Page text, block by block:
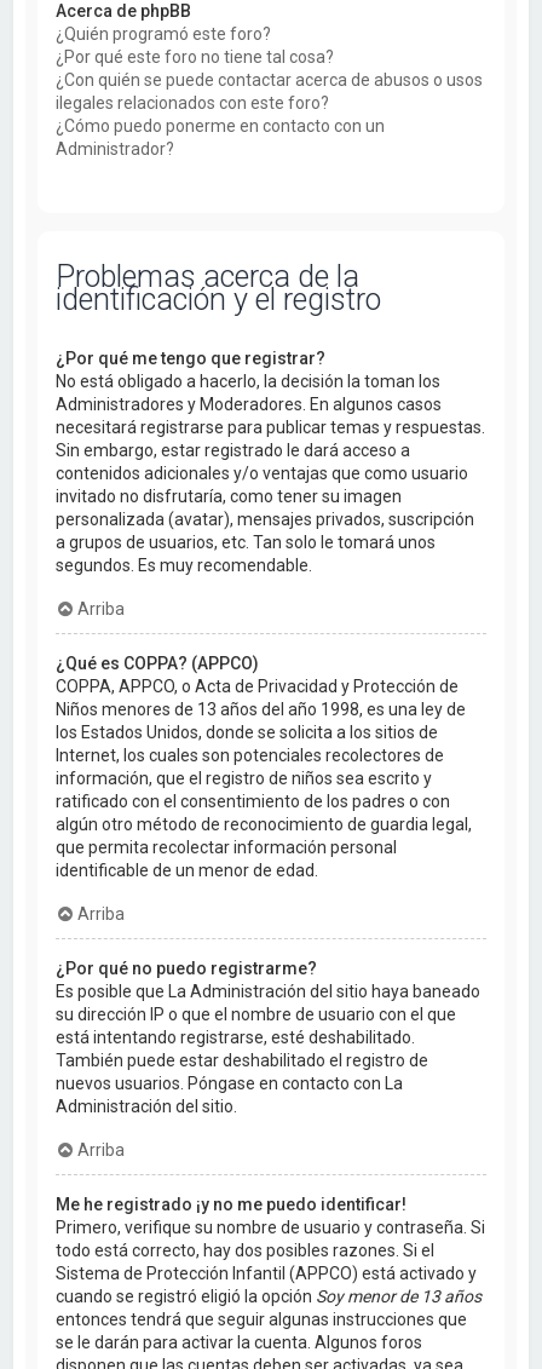
Acerca de phpBB
¿Quién programó este foro?
¿Por qué este foro no tiene tal cosa?
¿Con quién se puede contactar acerca de abusos o usos
ilegales relacionados con este foro?
¿Cómo puedo ponerme en contacto con un
Administrador?
Problemas acerca de la
identificación y el registro
¿Por qué me tengo que registrar?
No está obligado a hacerlo, la decisión la toman los
Administradores y Moderadores. En algunos casos
necesitará registrarse para publicar temas y respuestas.
Sin embargo, estar registrado le dará acceso a
contenidos adicionales y/o ventajas que como usuario
invitado no disfrutaría, como tener su imagen
personalizada (avatar), mensajes privados, suscripción
a grupos de usuarios, etc. Tan solo le tomará unos
segundos. Es muy recomendable.
Arriba
¿Qué es COPPA? (APPCO)
COPPA, APPCO, o Acta de Privacidad y Protección de
Niños menores de 13 años del año 1998, es una ley de
los Estados Unidos, donde se solicita a los sitios de
Internet, los cuales son potenciales recolectores de
información, que el registro de niños sea escrito y
ratificado con el consentimiento de los padres o con
algún otro método de reconocimiento de guardia legal,
que permita recolectar información personal
identificable de un menor de edad.
Arriba
¿Por qué no puedo registrarme?
Es posible que La Administración del sitio haya baneado
su dirección IP o que el nombre de usuario con el que
está intentando registrarse, esté deshabilitado.
También puede estar deshabilitado el registro de
nuevos usuarios. Póngase en contacto con La
Administración del sitio.
Arriba
Me he registrado ¡y no me puedo identificar!
Primero, verifique su nombre de usuario y contraseña. Si
todo está correcto, hay dos posibles razones. Si el
Sistema de Protección Infantil (APPCO) está activado y
cuando se registró eligió la opción Soy menor de 13 años
entonces tendrá que seguir algunas instrucciones que
se le darán para activar la cuenta. Algunos foros
disponen que las cuentas deben ser activadas, ya sea